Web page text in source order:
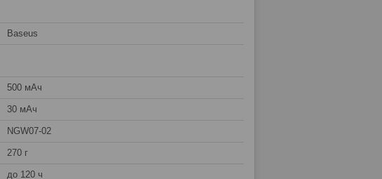
Baseus
500 мАч
30 мАч
NGW07-02
270 г
до 120 ч